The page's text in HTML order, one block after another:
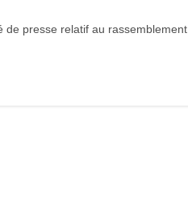
presse relatif au rassemblement.